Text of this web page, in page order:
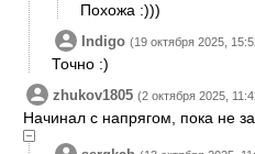
Похожа :)))
Indigo (19 октября 2025,
Точно :)
zhukov1805 (2 октября 2025,
Начинал с напрягом, пока не